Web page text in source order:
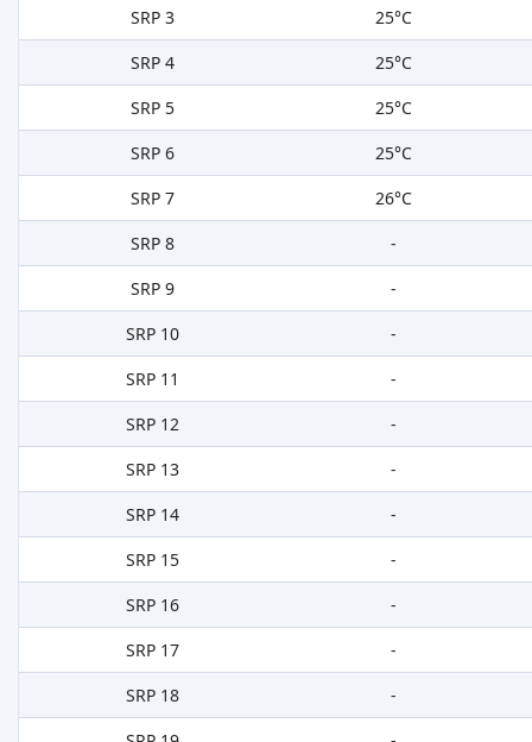
SRP 3
25°C
SRP 4
25°C
SRP 5
25°C
SRP 6
25°C
SRP 7
26°C
SRP 8
-
SRP 9
-
SRP 10
-
SRP 11
-
SRP 12
-
SRP 13
-
SRP 14
-
SRP 15
-
SRP 16
-
SRP 17
-
SRP 18
-